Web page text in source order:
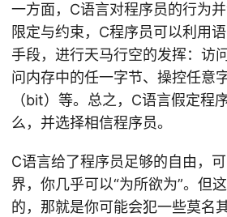
一方面，C语言对程序员的行为
限定与约束，C程序员可以利用
手段，进行天马行空的发挥：访
问内存中的任一字节、操控任意
（bit）等。总之，C语言假定程
么，并选择相信程序员。
C语言给了程序员足够的自由，
界，你几乎可以“为所欲为”。但
的，那就是你可能会犯一些莫名